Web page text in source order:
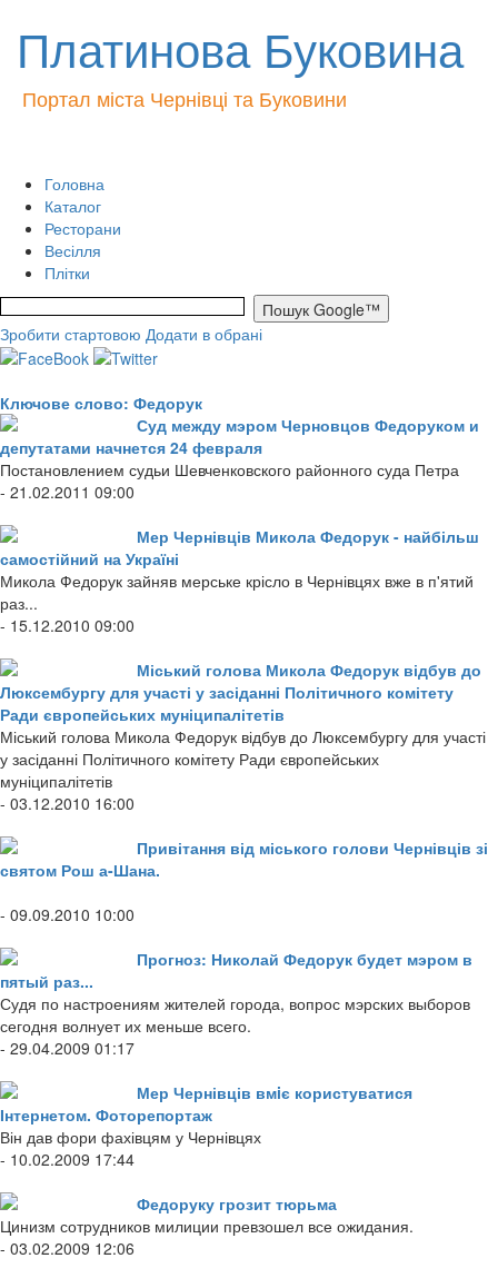
Платинова Буковина
Портал міста Чернівці та Буковини
Головна
Каталог
Ресторани
Весілля
Плітки
Зробити стартовою Додати в обрані
Ключове слово: Федорук
Суд между мэром Черновцов Федоруком и
депутатами начнется 24 февраля
Постановлением судьи Шевченковского районного суда Петра
- 21.02.2011 09:00
Мер Чернівців Микола Федорук - найбільш
самостійний на Україні
Микола Федорук зайняв мерське крісло в Чернівцях вже в п'ятий
раз...
- 15.12.2010 09:00
Міський голова Микола Федорук відбув до
Люксембургу для участі у засіданні Політичного комітету
Ради європейських муніципалітетів
Міський голова Микола Федорук відбув до Люксембургу для участі
у засіданні Політичного комітету Ради європейських
муніципалітетів
- 03.12.2010 16:00
Привітання від міського голови Чернівців зі
святом Рош а-Шана.
- 09.09.2010 10:00
Прогноз: Николай Федорук будет мэром в
пятый раз...
Судя по настроениям жителей города, вопрос мэрских выборов
сегодня волнует их меньше всего.
- 29.04.2009 01:17
Мер Чернівців вмiє користуватися
Інтернетом. Фоторепортаж
Він дав фори фахівцям у Чернівцях
- 10.02.2009 17:44
Федоруку грозит тюрьма
Цинизм сотрудников милиции превзошел все ожидания.
- 03.02.2009 12:06